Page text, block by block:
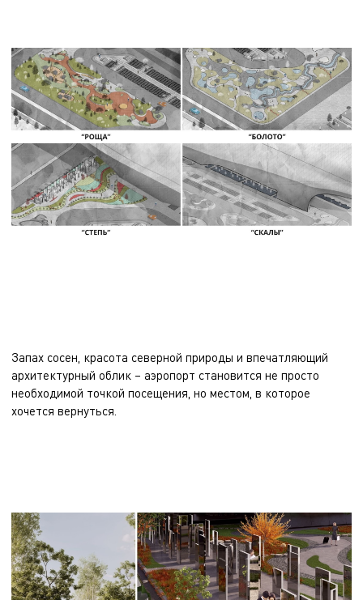
Запах сосен, красота северной природы и впечатляющий
архитектурный облик – аэропорт становится не просто
необходимой точкой посещения, но местом, в которое
хочется вернуться.